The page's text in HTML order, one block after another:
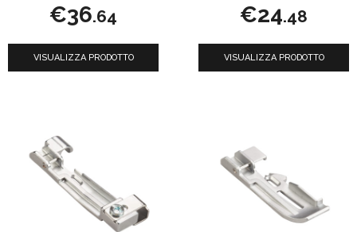
s
u
€36.64
VISUALIZZA PRODOTTO
s
u
€24.48
VISUALIZZA PRODOTTO